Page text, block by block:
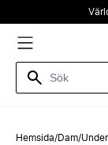
Hemsida/Dam/